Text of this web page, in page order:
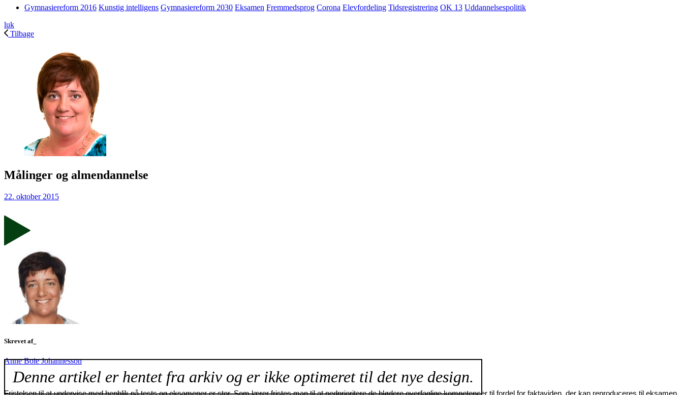
Gymnasiereform 2016 Kunstig intelligens Gymnasiereform 2030 Eksamen Fremmedsprog Corona Elevfordeling Tidsregistrering OK 13 Uddannelsespolitik
luk
Tilbage
Målinger og almendannelse
22. oktober 2015
Skrevet af_
Anne Boie Johannesson
Denne artikel er hentet fra arkiv og er ikke optimeret til det nye design.